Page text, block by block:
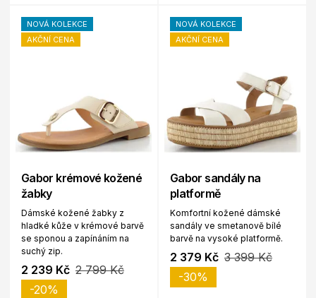
NOVÁ KOLEKCE
AKČNÍ CENA
Gabor krémové kožené
žabky
Dámské kožené žabky z
hladké kůže v krémové barvě
se sponou a zapínáním na
suchý zip.
2 239 Kč 2 799 Kč
-20%
NOVÁ KOLEKCE
AKČNÍ CENA
Gabor sandály na
platformě
Komfortní kožené dámské
sandály ve smetanově bílé
barvě na vysoké platformě.
2 379 Kč 3 399 Kč
-30%